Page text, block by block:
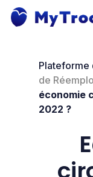
Skip
Plateforme
de
économie
2022 ?